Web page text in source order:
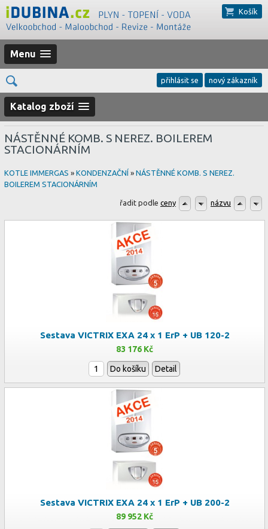
Košík
Menu
přihlásit se nový zákazník
Katalog zboží
NÁSTĚNNÉ KOMB. S NEREZ. BOILEREM
STACIONÁRNÍM
KOTLE IMMERGAS » KONDENZAČNÍ » NÁSTĚNNÉ KOMB. S NEREZ.
BOILEREM STACIONÁRNÍM
řadit podle ceny názvu
Sestava VICTRIX EXA 24 x 1 ErP + UB 120-2
83 176 Kč
Do košíku Detail
Sestava VICTRIX EXA 24 x 1 ErP + UB 200-2
89 952 Kč